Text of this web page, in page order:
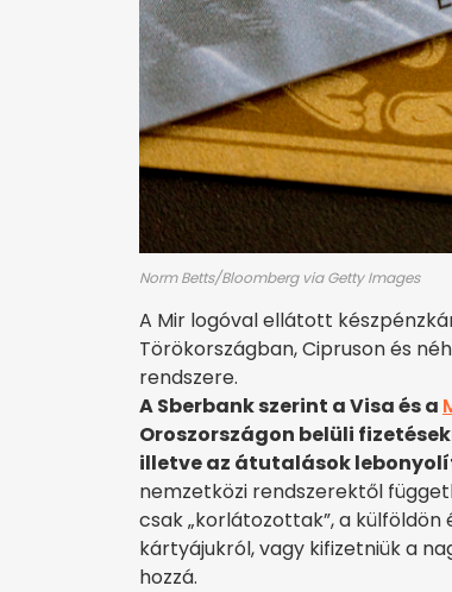
Norm Betts/Bloomberg via Getty Images
A Mir logóval ellátott
Törökországban, Cipruson és
rendszere.
A Sberbank szerint a Visa és a
Oroszországon belüli
illetve az átutalások
nemzetközi rendszerektől
csak „korlátozottak”, a
kártyájukról, vagy kifizetniük a
hozzá.